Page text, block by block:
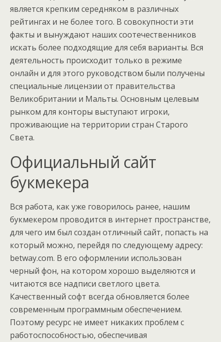
является крепким середняком в различных
рейтингах и не более того. В совокупности эти
факты и вынуждают наших соотечественников
искать более подходящие для себя варианты. Вся
деятельность происходит только в режиме
онлайн и для этого руководством были получены
специальные лицензии от правительства
Великобритании и Мальты. Основным целевым
рынком для конторы выступают игроки,
проживающие на территории стран Старого
Света.
Официальный сайт
букмекера
Вся работа, как уже говорилось ранее, нашим
букмекером проводится в интернет пространстве,
для чего им был создан отличный сайт, попасть на
который можно, перейдя по следующему адресу:
betway.com. В его оформлении использован
черный фон, на котором хорошо выделяются и
читаются все надписи светлого цвета.
Качественный софт всегда обновляется более
современным программным обеспечением.
Поэтому ресурс не имеет никаких проблем с
работоспособностью, обеспечивая